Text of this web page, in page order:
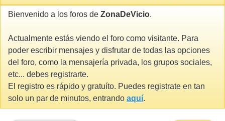
Bienvenido a los foros de ZonaDeVicio.
Actualmente estás viendo el foro como visitante. Para
poder escribir mensajes y disfrutar de todas las opciones
del foro, como la mensajería privada, los grupos sociales,
etc... debes registrarte.
El registro es rápido y gratuíto. Puedes registrate en tan
solo un par de minutos, entrando aquí.